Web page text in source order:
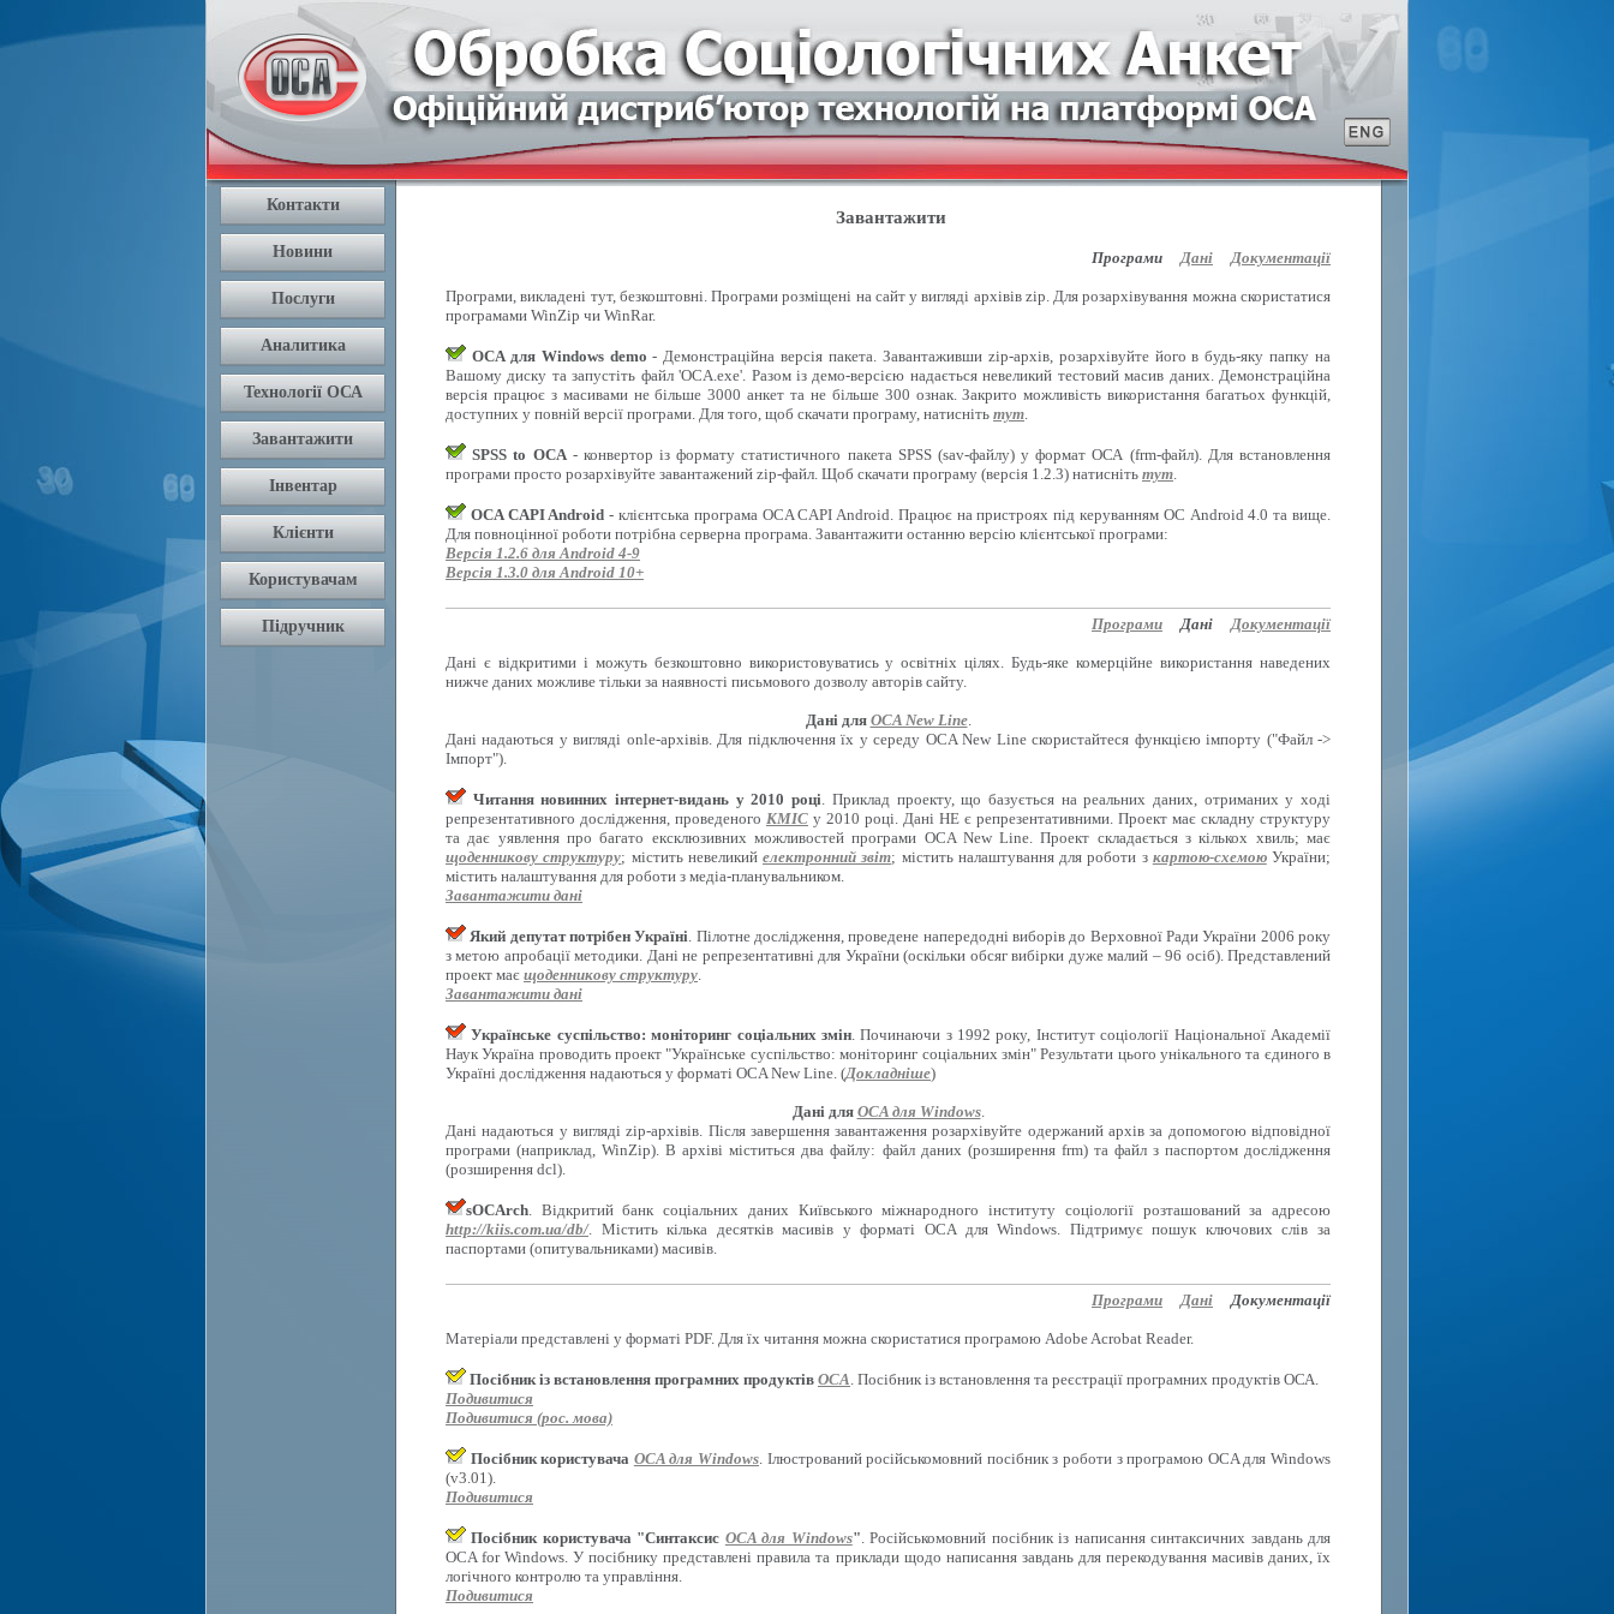
Завантажити
ПрограмиДані Документації
Програми, викладені тут, безкоштовні. Програми розміщені на сайт у вигляді архівів zip. Для розархівування можна скористатися
програмами WinZip чи WinRar.
OCA для Windows demo - Демонстраційна версія пакета. Завантаживши zip-архів, розархівуйте його в будь-яку папку на
Вашому диску та запустіть файл 'OCA.exe'. Разом із демо-версією надається невеликий тестовий масив даних. Демонстраційна
версія працює з масивами не більше 3000 анкет та не більше 300 ознак. Закрито можливість використання багатьох функцій,
доступних у повній версії програми. Для того, щоб скачати програму, натисніть тут.
SPSS to OCA- конвертор із формату статистичного пакета SPSS (sav-файлу) у формат ОСА (frm-файл). Для встановлення
програми просто розархівуйте завантажений zip-файл. Щоб скачати програму (версія 1.2.3) натисніть тут.
OCA CAPI Android - клієнтська програма OCA CAPI Android. Працює на пристроях під керуванням ОС Android 4.0 та вище.
Для повноцінної роботи потрібна серверна програма. Завантажити останню версію клієнтської програми:
Версія 1.2.6 для Android 4-9
Версія 1.3.0 для Android 10+
Програми ДаніДокументації
Дані є відкритими і можуть безкоштовно використовуватись у освітніх цілях. Будь-яке комерційне використання наведених
нижче даних можливе тільки за наявності письмового дозволу авторів сайту.
Дані для OCA New Line.
Дані надаються у вигляді onle-архівів. Для підключення їх у середу OCA New Line скористайтеся функцією імпорту ("Файл ->
Імпорт").
Читання новинних інтернет-видань у 2010 році. Приклад проекту, що базується на реальних даних, отриманих у ході
репрезентативного дослідження, проведеного КМІС у 2010 році. Дані НЕ є репрезентативними. Проект має складну структуру
та дає уявлення про багато ексклюзивних можливостей програми OCA New Line. Проект складається з кількох хвиль; має
щоденникову структуру; містить невеликий електронний звіт; містить налаштування для роботи з картою-схемоюУкраїни;
містить налаштування для роботи з медіа-планувальником.
Завантажити дані
Який депутат потрібен Україні. Пілотне дослідження, проведене напередодні виборів до Верховної Ради України 2006 року
з метою апробації методики. Дані не репрезентативні для України (оскільки обсяг вибірки дуже малий – 96 осіб). Представлений
проект має щоденникову структуру.
Завантажити дані
Українське суспільство: моніторинг соціальних змін. Починаючи з 1992 року, Інститут соціології Національної Академії
Наук Україна проводить проект "Українське суспільство: моніторинг соціальних змін" Результати цього унікального та єдиного в
Україні дослідження надаються у форматі OCA New Line. (Докладніше)
Дані для OCA для Windows.
Дані надаються у вигляді zip-архівів. Після завершення завантаження розархівуйте одержаний архів за допомогою відповідної
програми (наприклад, WinZip). В архіві міститься два файлу: файл даних (розширення frm) та файл з паспортом дослідження
(розширення dcl).
sOCArch. Відкритий банк соціальних даних Київського міжнародного інституту соціології розташований за адресою
http://kiis.com.ua/db/. Містить кілька десятків масивів у форматі OCA для Windows. Підтримує пошук ключових слів за
паспортами (опитувальниками) масивів.
Програми Дані Документації
Матеріали представлені у форматі PDF. Для їх читання можна скористатися програмою Adobe Acrobat Reader.
Посібник із встановлення програмних продуктів OCA. Посібник із встановлення та реєстрації програмних продуктів ОСА.
Подивитися
Подивитися (рос. мова)
Посібник користувача OCA для Windows. Ілюстрований російськомовний посібник з роботи з програмою OCA для Windows
(v3.01).
Подивитися
Посібник користувача "Синтаксис OCA для Windows". Російськомовний посібник із написання синтаксичних завдань для
OCA for Windows. У посібнику представлені правила та приклади щодо написання завдань для перекодування масивів даних, їх
логічного контролю та управління.
Подивитися